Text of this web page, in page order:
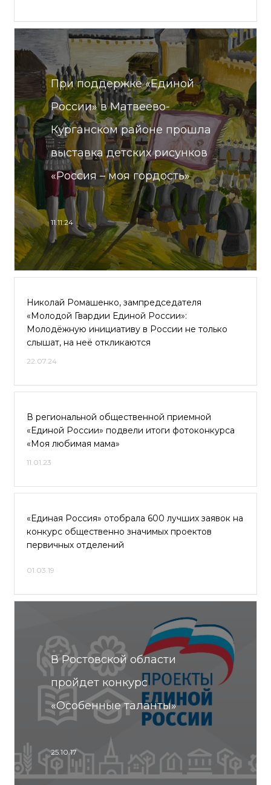
При поддержке «Единой
России» в Матвеево-
Курганском районе прошла
выставка детских рисунков
«Россия – моя гордость»
11.11.24
Николай Ромашенко, зампредседателя
«Молодой Гвардии Единой России»:
Молодёжную инициативу в России не только
слышат, на неё откликаются
22.07.24
В региональной общественной приемной
«Единой России» подвели итоги фотоконкурса
«Моя любимая мама»
11.01.23
«Единая Россия» отобрала 600 лучших заявок на
конкурс общественно значимых проектов
первичных отделений
01.03.19
В Ростовской области
пройдет конкурс
«Особенные таланты»
25.10.17